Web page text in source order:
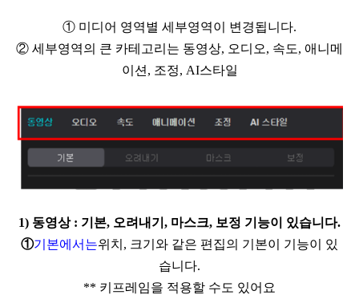
① 미디어 영역별 세부영역이 변경됩니다.
② 세부영역의 큰 카테고리는 동영상, 오디오, 속도, 애니메
이션 , 조정, AI스타일
1) 동영상 : 기본, 오려내기 , 마스크, 보정 기능이 있습니다.
①기본에서는위치 , 크기와 같은 편집의 기본이 기능이 있
습니다.
** 키프레임을 적용할 수도 있어요